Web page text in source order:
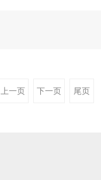
上一页 下一页 尾页